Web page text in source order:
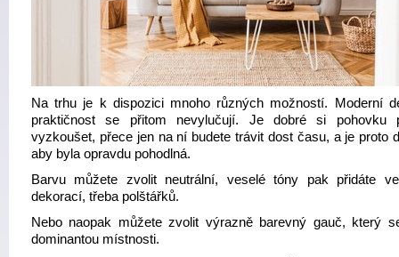
Na trhu je k dispozici mnoho různých možností. Moderní
praktičnost se přitom nevylučují. Je dobré si pohovku
vyzkoušet, přece jen na ní budete trávit dost času, a je proto
aby byla opravdu pohodlná.
Barvu můžete zvolit neutrální, veselé tóny pak přidáte
dekorací, třeba polštářků.
Nebo naopak můžete zvolit výrazně barevný gauč, který
dominantou místnosti.